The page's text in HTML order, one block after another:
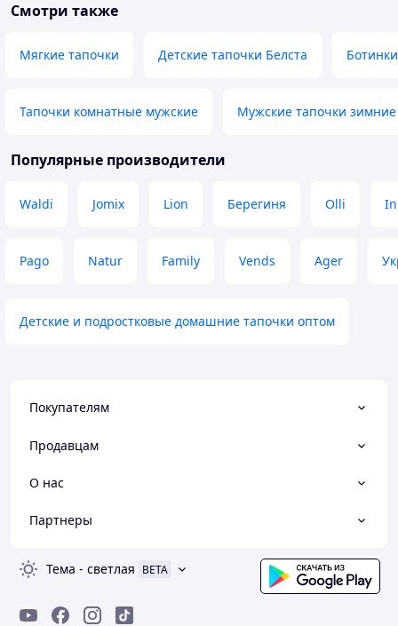
Смотри также
Мягкие тапочки Детские тапочки Белста
Тапочки комнатные мужские Мужские тапочки зимние
Популярные производители
Waldi Jomix Lion Берегиня Olli
Pago Natur Family Vends Ager
Детские и подростковые домашние тапочки оптом
Покупателям
Продавцам
О нас
Партнеры
Тема - светлая BETA